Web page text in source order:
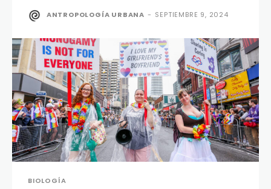
ANTROPOLOGÍA URBANA - SEPTIEMBRE 9, 2024
BIOLOGÍA